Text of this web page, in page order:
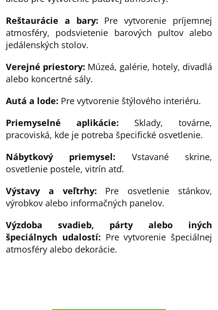
Reštaurácie a bary: Pre vytvorenie príjemnej
atmosféry, podsvietenie barových pultov alebo
jedálenských stolov.
Verejné priestory: Múzeá, galérie, hotely, divadlá
alebo koncertné sály.
Autá a lode: Pre vytvorenie štýlového interiéru.
Priemyselné aplikácie: Sklady, továrne,
pracoviská, kde je potreba špecifické osvetlenie.
Nábytkový priemysel: Vstavané skrine,
osvetlenie postele, vitrín atď.
Výstavy a veľtrhy: Pre osvetlenie stánkov,
výrobkov alebo informačných panelov.
Výzdoba svadieb, párty alebo iných
špeciálnych udalostí: Pre vytvorenie špeciálnej
atmosféry alebo dekorácie.